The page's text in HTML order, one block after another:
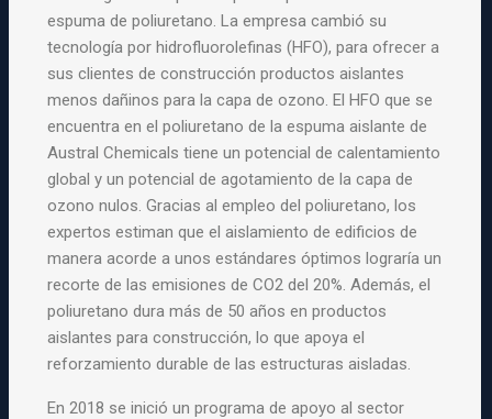
espuma de poliuretano. La empresa cambió su
tecnología por hidrofluorolefinas (HFO), para ofrecer a
sus clientes de construcción productos aislantes
menos dañinos para la capa de ozono. El HFO que se
encuentra en el poliuretano de la espuma aislante de
Austral Chemicals tiene un potencial de calentamiento
global y un potencial de agotamiento de la capa de
ozono nulos. Gracias al empleo del poliuretano, los
expertos estiman que el aislamiento de edificios de
manera acorde a unos estándares óptimos lograría un
recorte de las emisiones de CO2 del 20%. Además, el
poliuretano dura más de 50 años en productos
aislantes para construcción, lo que apoya el
reforzamiento durable de las estructuras aisladas.
En 2018 se inició un programa de apoyo al sector